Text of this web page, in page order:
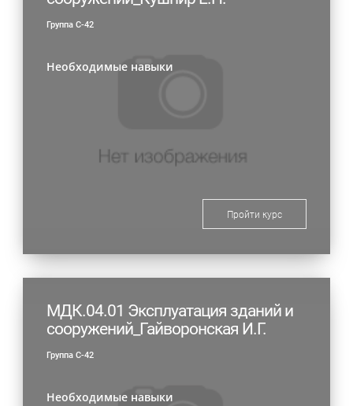
Группа С-42
Необходимые навыки
Пройти курс
МДК.04.01 Эксплуатация зданий и
сооружений_Гайворонская И.Г.
Группа С-42
Необходимые навыки